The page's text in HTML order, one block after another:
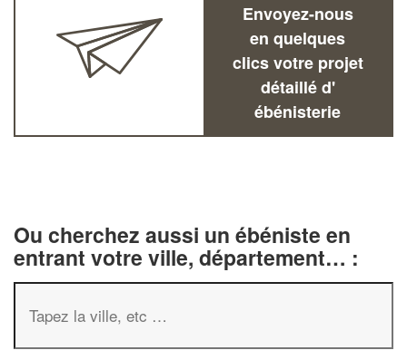
Envoyez-nous
en quelques
clics votre projet
détaillé d'
ébénisterie
Ou cherchez aussi un ébéniste en
entrant votre ville, département… :